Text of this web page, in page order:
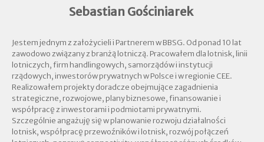
Sebastian Gościniarek
Jestem jednym z założycieli i Partnerem w BBSG. Od ponad 10 lat
zawodowo związany z branżą lotniczą. Pracowałem dla lotnisk, linii
lotniczych, firm handlingowych, samorządów i instytucji
rządowych, inwestorów prywatnych w Polsce i w regionie CEE.
Realizowałem projekty doradcze obejmujące zagadnienia
strategiczne, rozwojowe, plany biznesowe, finansowanie i
współpracę z inwestorami i podmiotami prywatnymi.
Szczególnie angażuję się w planowanie rozwoju działalności
lotnisk, współpracę przewoźników i lotnisk, rozwój połączeń